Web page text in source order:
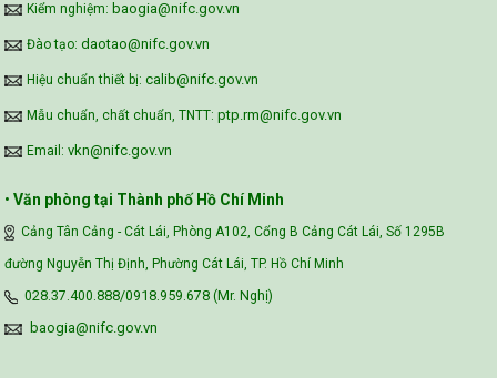
Kiểm nghiệm: baogia@nifc.gov.vn
Đào tạo: daotao@nifc.gov.vn
Hiệu chuẩn thiết bị: calib@nifc.gov.vn
Mẫu chuẩn, chất chuẩn, TNTT: ptp.rm@nifc.gov.vn
Email: vkn@nifc.gov.vn
• Văn phòng tại Thành phố Hồ Chí Minh
Cảng Tân Cảng - Cát Lái, Phòng A102, Cổng B Cảng Cát Lái, Số 1295B
đường Nguyễn Thị Định, Phường Cát Lái, TP. Hồ Chí Minh
028.37.400.888/0918.959.678 (Mr. Nghị)
baogia@nifc.gov.vn